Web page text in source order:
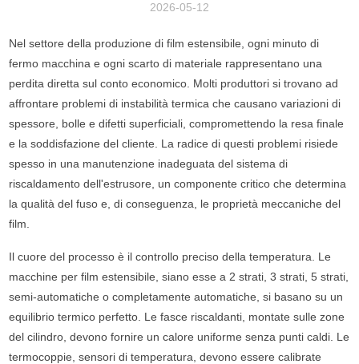
2026-05-12
Nel settore della produzione di film estensibile, ogni minuto di
fermo macchina e ogni scarto di materiale rappresentano una
perdita diretta sul conto economico. Molti produttori si trovano ad
affrontare problemi di instabilità termica che causano variazioni di
spessore, bolle e difetti superficiali, compromettendo la resa finale
e la soddisfazione del cliente. La radice di questi problemi risiede
spesso in una manutenzione inadeguata del sistema di
riscaldamento dell'estrusore, un componente critico che determina
la qualità del fuso e, di conseguenza, le proprietà meccaniche del
film.
Il cuore del processo è il controllo preciso della temperatura. Le
macchine per film estensibile, siano esse a 2 strati, 3 strati, 5 strati,
semi-automatiche o completamente automatiche, si basano su un
equilibrio termico perfetto. Le fasce riscaldanti, montate sulle zone
del cilindro, devono fornire un calore uniforme senza punti caldi. Le
termocoppie, sensori di temperatura, devono essere calibrate